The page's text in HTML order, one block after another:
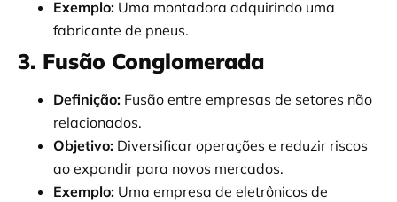
Exemplo: Uma montadora adquirindo uma
fabricante de pneus.
3. Fusão Conglomerada
Definição: Fusão entre empresas de setores não
relacionados.
Objetivo: Diversificar operações e reduzir riscos
ao expandir para novos mercados.
Exemplo: Uma empresa de eletrônicos de